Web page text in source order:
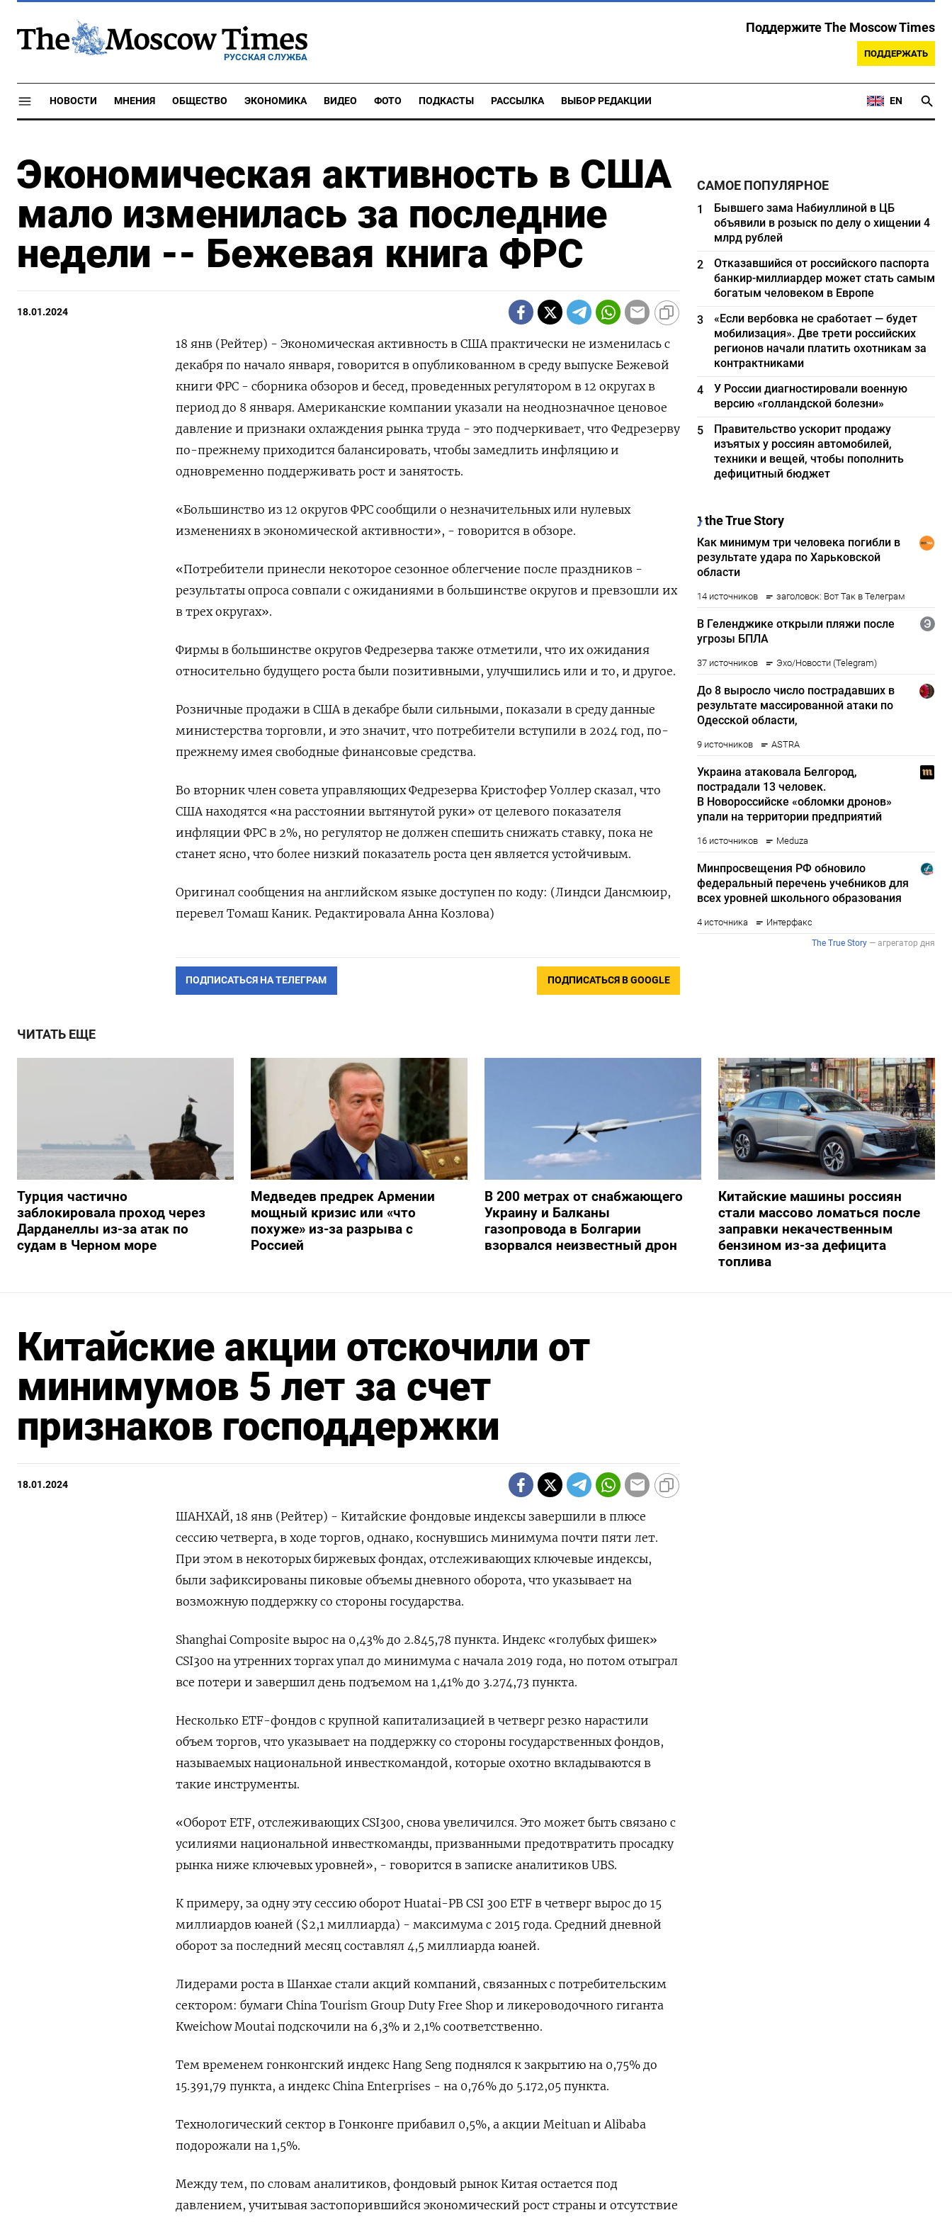
РУССКАЯ СЛУЖБА
Поддержите The Moscow Times
ПОДДЕРЖАТЬ
НОВОСТИ МНЕНИЯ ОБЩЕСТВО ЭКОНОМИКА ВИДЕО ФОТО ПОДКАСТЫ РАССЫЛКА ВЫБОР РЕДАКЦИИ EN
Экономическая активность в США
мало изменилась за последние
недели -- Бежевая книга ФРС
18.01.2024
18 янв (Рейтер) - Экономическая активность в США практически не изменилась с
декабря по начало января, говорится в опубликованном в среду выпуске Бежевой
книги ФРС - сборника обзоров и бесед, проведенных регулятором в 12 округах в
период до 8 января. Американские компании указали на неоднозначное ценовое
давление и признаки охлаждения рынка труда - это подчеркивает, что Федрезерву
по-прежнему приходится балансировать, чтобы замедлить инфляцию и
одновременно поддерживать рост и занятость.
«Большинство из 12 округов ФРС сообщили о незначительных или нулевых
изменениях в экономической активности», - говорится в обзоре.
«Потребители принесли некоторое сезонное облегчение после праздников -
результаты опроса совпали с ожиданиями в большинстве округов и превзошли их
в трех округах».
Фирмы в большинстве округов Федрезерва также отметили, что их ожидания
относительно будущего роста были позитивными, улучшились или и то, и другое.
Розничные продажи в США в декабре были сильными, показали в среду данные
министерства торговли, и это значит, что потребители вступили в 2024 год, по-
прежнему имея свободные финансовые средства.
Во вторник член совета управляющих Федрезерва Кристофер Уоллер сказал, что
США находятся «на расстоянии вытянутой руки» от целевого показателя
инфляции ФРС в 2%, но регулятор не должен спешить снижать ставку, пока не
станет ясно, что более низкий показатель роста цен является устойчивым.
Оригинал сообщения на английском языке доступен по коду: (Линдси Дансмюир,
перевел Томаш Каник. Редактировала Анна Козлова)
ПОДПИСАТЬСЯ НА ТЕЛЕГРАМ ПОДПИСАТЬСЯ В GOOGLE
САМОЕ ПОПУЛЯРНОЕ
1
Бывшего зама Набиуллиной в ЦБ
объявили в розыск по делу о хищении 4
млрд рублей
2
Отказавшийся от российского паспорта
банкир-миллиардер может стать самым
богатым человеком в Европе
3
«Если вербовка не сработает — будет
мобилизация». Две трети российских
регионов начали платить охотникам за
контрактниками
4
У России диагностировали военную
версию «голландской болезни»
5
Правительство ускорит продажу
изъятых у россиян автомобилей,
техники и вещей, чтобы пополнить
дефицитный бюджет
ЧИТАТЬ ЕЩЕ
Турция частично
заблокировала проход через
Дарданеллы из-за атак по
судам в Черном море
Медведев предрек Армении
мощный кризис или «что
похуже» из-за разрыва с
Россией
В 200 метрах от снабжающего
Украину и Балканы
газопровода в Болгарии
взорвался неизвестный дрон
Китайские машины россиян
стали массово ломаться после
заправки некачественным
бензином из-за дефицита
топлива
Китайские акции отскочили от
минимумов 5 лет за счет
признаков господдержки
18.01.2024
ШАНХАЙ, 18 янв (Рейтер) - Китайские фондовые индексы завершили в плюсе
сессию четверга, в ходе торгов, однако, коснувшись минимума почти пяти лет.
При этом в некоторых биржевых фондах, отслеживающих ключевые индексы,
были зафиксированы пиковые объемы дневного оборота, что указывает на
возможную поддержку со стороны государства.
Shanghai Composite вырос на 0,43% до 2.845,78 пункта. Индекс «голубых фишек»
CSI300 на утренних торгах упал до минимума с начала 2019 года, но потом отыграл
все потери и завершил день подъемом на 1,41% до 3.274,73 пункта.
Несколько ETF-фондов с крупной капитализацией в четверг резко нарастили
объем торгов, что указывает на поддержку со стороны государственных фондов,
называемых национальной инвесткомандой, которые охотно вкладываются в
такие инструменты.
«Оборот ETF, отслеживающих CSI300, снова увеличился. Это может быть связано с
усилиями национальной инвесткоманды, призванными предотвратить просадку
рынка ниже ключевых уровней», - говорится в записке аналитиков UBS.
К примеру, за одну эту сессию оборот Huatai-PB CSI 300 ETF в четверг вырос до 15
миллиардов юаней ($2,1 миллиарда) - максимума с 2015 года. Средний дневной
оборот за последний месяц составлял 4,5 миллиарда юаней.
Лидерами роста в Шанхае стали акций компаний, связанных с потребительским
сектором: бумаги China Tourism Group Duty Free Shop и ликероводочного гиганта
Kweichow Moutai подскочили на 6,3% и 2,1% соответственно.
Тем временем гонконгский индекс Hang Seng поднялся к закрытию на 0,75% до
15.391,79​ пункта, а индекс China Enterprises - на 0,76% до 5.172,05 пункта.
Технологический сектор в Гонконге прибавил 0,5%, а акции Meituan и Alibaba
подорожали на 1,5%.
Между тем, по словам аналитиков, фондовый рынок Китая остается под
давлением, учитывая застопорившийся экономический рост страны и отсутствие